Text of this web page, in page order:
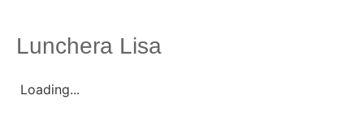
Lunchera Lisa
Loading...